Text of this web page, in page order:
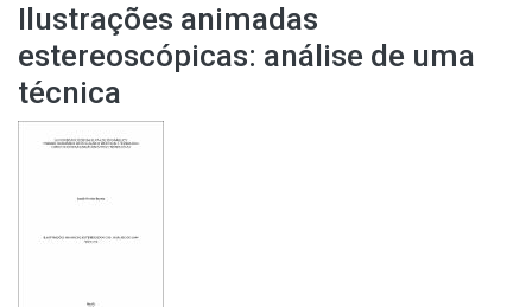
Ilustrações animadas
estereoscópicas: análise de uma
técnica